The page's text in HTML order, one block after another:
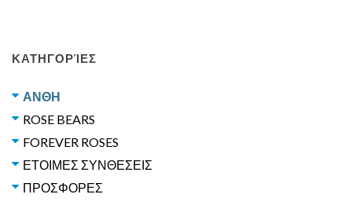
ΚΑΤΗΓΟΡΊΕΣ
ΑΝΘΗ
ROSE BEARS
FOREVER ROSES
ΕΤΟΙΜΕΣ ΣΥΝΘΕΣΕΙΣ
ΠΡΟΣΦΟΡΕΣ